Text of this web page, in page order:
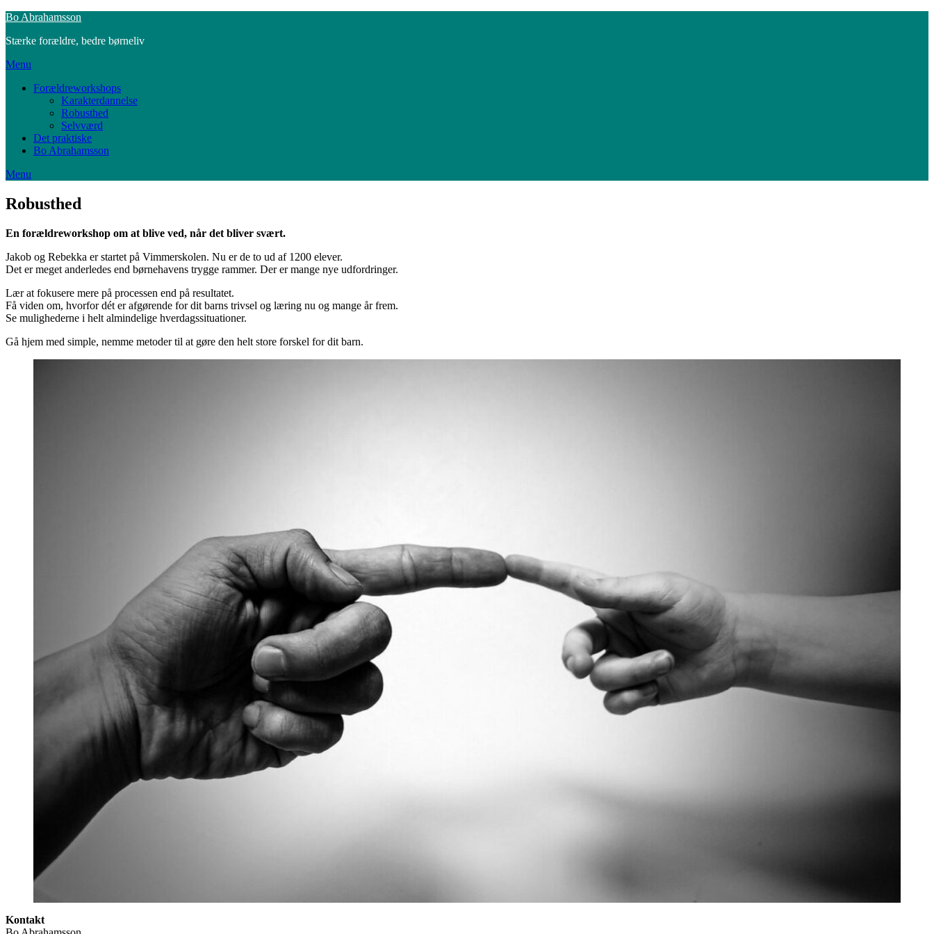
Skip
content
Bo Abrahamsson
Stærke forældre, bedre børneliv
Menu
Forældreworkshops
Karakterdannelse
Robusthed
Selvværd
Det praktiske
Bo Abrahamsson
Menu
Robusthed
En forældreworkshop om at blive ved, når det bliver svært.
Jakob og Rebekka er startet på Vimmerskolen. Nu er de to ud af 1200 elever.
Det er meget anderledes end børnehavens trygge rammer. Der er mange nye udfordringer.
Lær at fokusere mere på processen end på resultatet.
Få viden om, hvorfor dét er afgørende for dit barns trivsel og læring nu og mange år frem.
Se mulighederne i helt almindelige hverdagssituationer.
Gå hjem med simple, nemme metoder til at gøre den helt store forskel for dit barn.
Kontakt